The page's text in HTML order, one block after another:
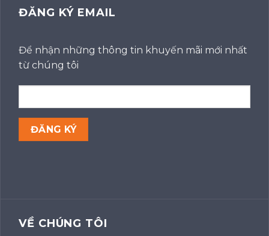
ĐĂNG KÝ EMAIL
Để nhận những thông tin khuyến mãi mới nhất
từ chúng tôi
VỀ CHÚNG TÔI